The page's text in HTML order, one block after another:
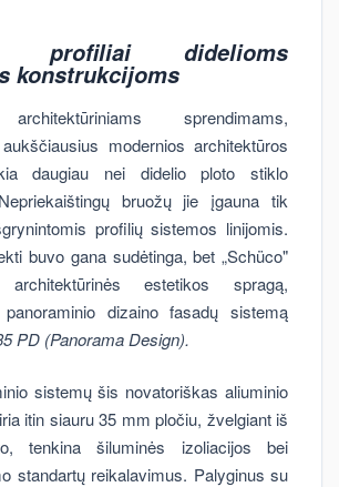
profiliai didelioms
konstrukcijoms
sprendimams,
modernios architektūros
daugiau nei didelio ploto stiklo
bruožų jie įgauna tik
profilių sistemos linijomis.
buvo gana sudėtinga, bet „Schüco"
estetikos spragą,
panoraminio dizaino fasadų sistemą
PD (Panorama Design).
sistemų šis novatoriškas aliuminio
itin siauru 35 mm pločiu, žvelgiant iš
tenkina šiluminės izoliacijos bei
standartų reikalavimus. Palyginus su